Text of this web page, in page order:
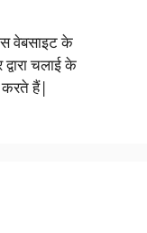
वेबसाइट के
चलाई के
करते हैं|